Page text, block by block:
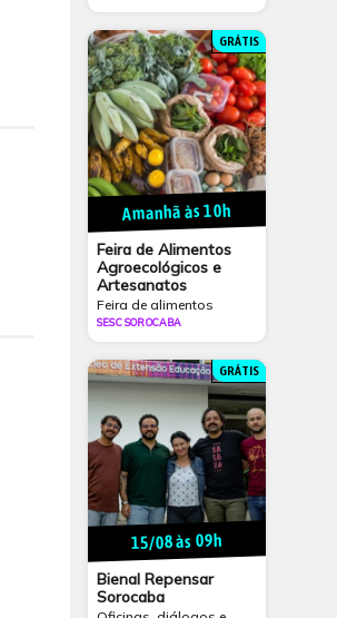
GRÁTIS
Amanhã às 10h
Feira de Alimentos
Agroecológicos e
Artesanatos
Feira de alimentos
SESC SOROCABA
GRÁTIS
15/08 às 09h
Bienal Repensar
Sorocaba